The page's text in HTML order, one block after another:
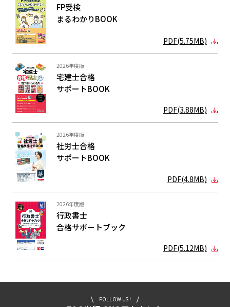
FP受検
まるわかりBOOK
PDF(5.75MB)
2026年度版
宅建士合格
サポートBOOK
PDF(3.88MB)
2026年度版
社労士合格
サポートBOOK
PDF(4.8MB)
2026年度版
行政書士
合格サポートブック
PDF(5.12MB)
FOLLOW US !